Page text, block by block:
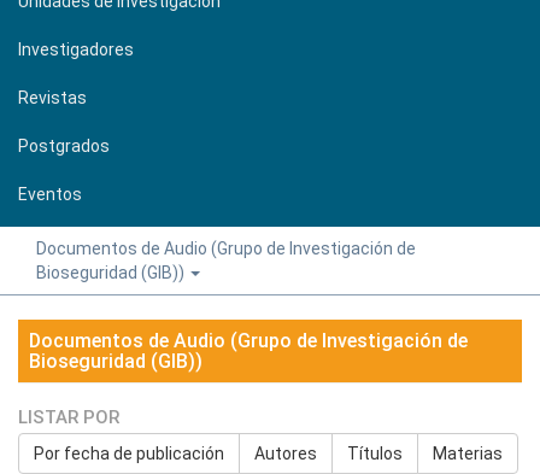
Investigadores
Revistas
Postgrados
Eventos
Documentos de Audio (Grupo de Investigación de
Bioseguridad (GIB))
Documentos de Audio (Grupo de Investigación de
Bioseguridad (GIB))
LISTAR POR
Por fecha de publicación Autores Títulos Materias